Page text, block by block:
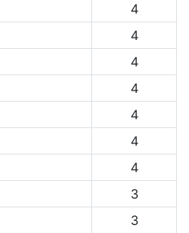
4
4
4
4
4
4
4
3
3